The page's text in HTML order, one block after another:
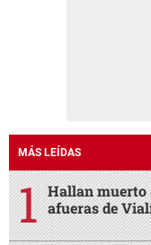
MÁS LEÍDAS
Hallan muerto
afueras de